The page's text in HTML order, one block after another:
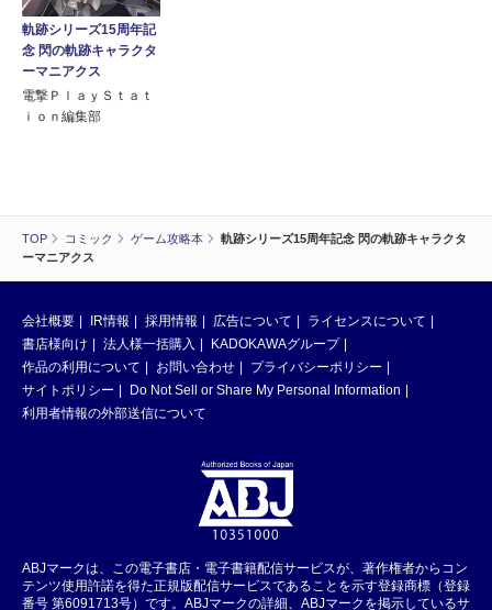
TOP コミック ゲーム攻略本
軌跡シリーズ15周年記念 閃の軌跡キャラクタ
ーマニアクス
軌跡シリーズ15周年記
念 閃の軌跡キャラクタ
ーマニアクス
電撃ＰｌａｙＳｔａｔ
ｉｏｎ編集部
会社概要 IR情報 採用情報 広告について
ライセンスについて
書店様向け
法人様一括購入
KADOKAWAグループ
作品の利用について
お問い合わせ
プライバシーポリシー
サイトポリシー
Do Not Sell or Share My Personal Information
利用者情報の外部送信について
ABJマークは、この電子書店・電子書籍配信サービスが、著作権者からコン
テンツ使用許諾を得た正規版配信サービスであることを示す登録商標（登録
番号 第6091713号）です。ABJマークの詳細、ABJマークを掲示しているサ